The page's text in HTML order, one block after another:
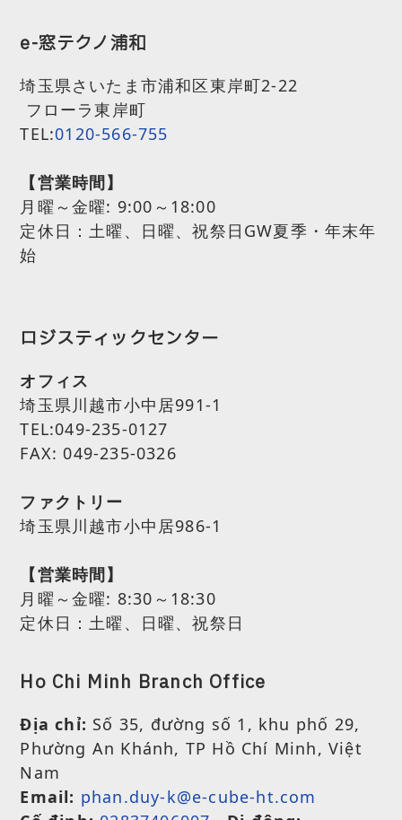
e-窓テクノ浦和
埼玉県さいたま市浦和区東岸町2-22
フローラ東岸町
TEL:0120-566-755
【営業時間】
月曜～金曜: 9:00～18:00
定休日：土曜、日曜、祝祭日GW夏季・年末年
始
ロジスティックセンター
オフィス
埼玉県川越市小中居991-1
TEL:049-235-0127
FAX: 049-235-0326
ファクトリー
埼玉県川越市小中居986-1
【営業時間】
月曜～金曜: 8:30～18:30
定休日：土曜、日曜、祝祭日
Ho Chi Minh Branch Office
Địa chỉ: Số 35, đường số 1, khu phố 29,
Phường An Khánh, TP Hồ Chí Minh, Việt
Nam
Email: phan.duy-k@e-cube-ht.com